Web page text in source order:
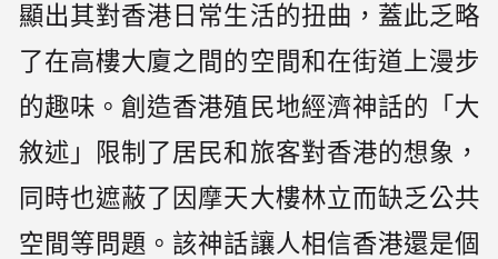
顯出其對香港日常生活的扭曲，蓋此乏略
了在高樓大廈之間的空間和在街道上漫步
的趣味。創造香港殖民地經濟神話的「大
敘述」限制了居民和旅客對香港的想象，
同時也遮蔽了因摩天大樓林立而缺乏公共
空間等問題。該神話讓人相信香港還是個